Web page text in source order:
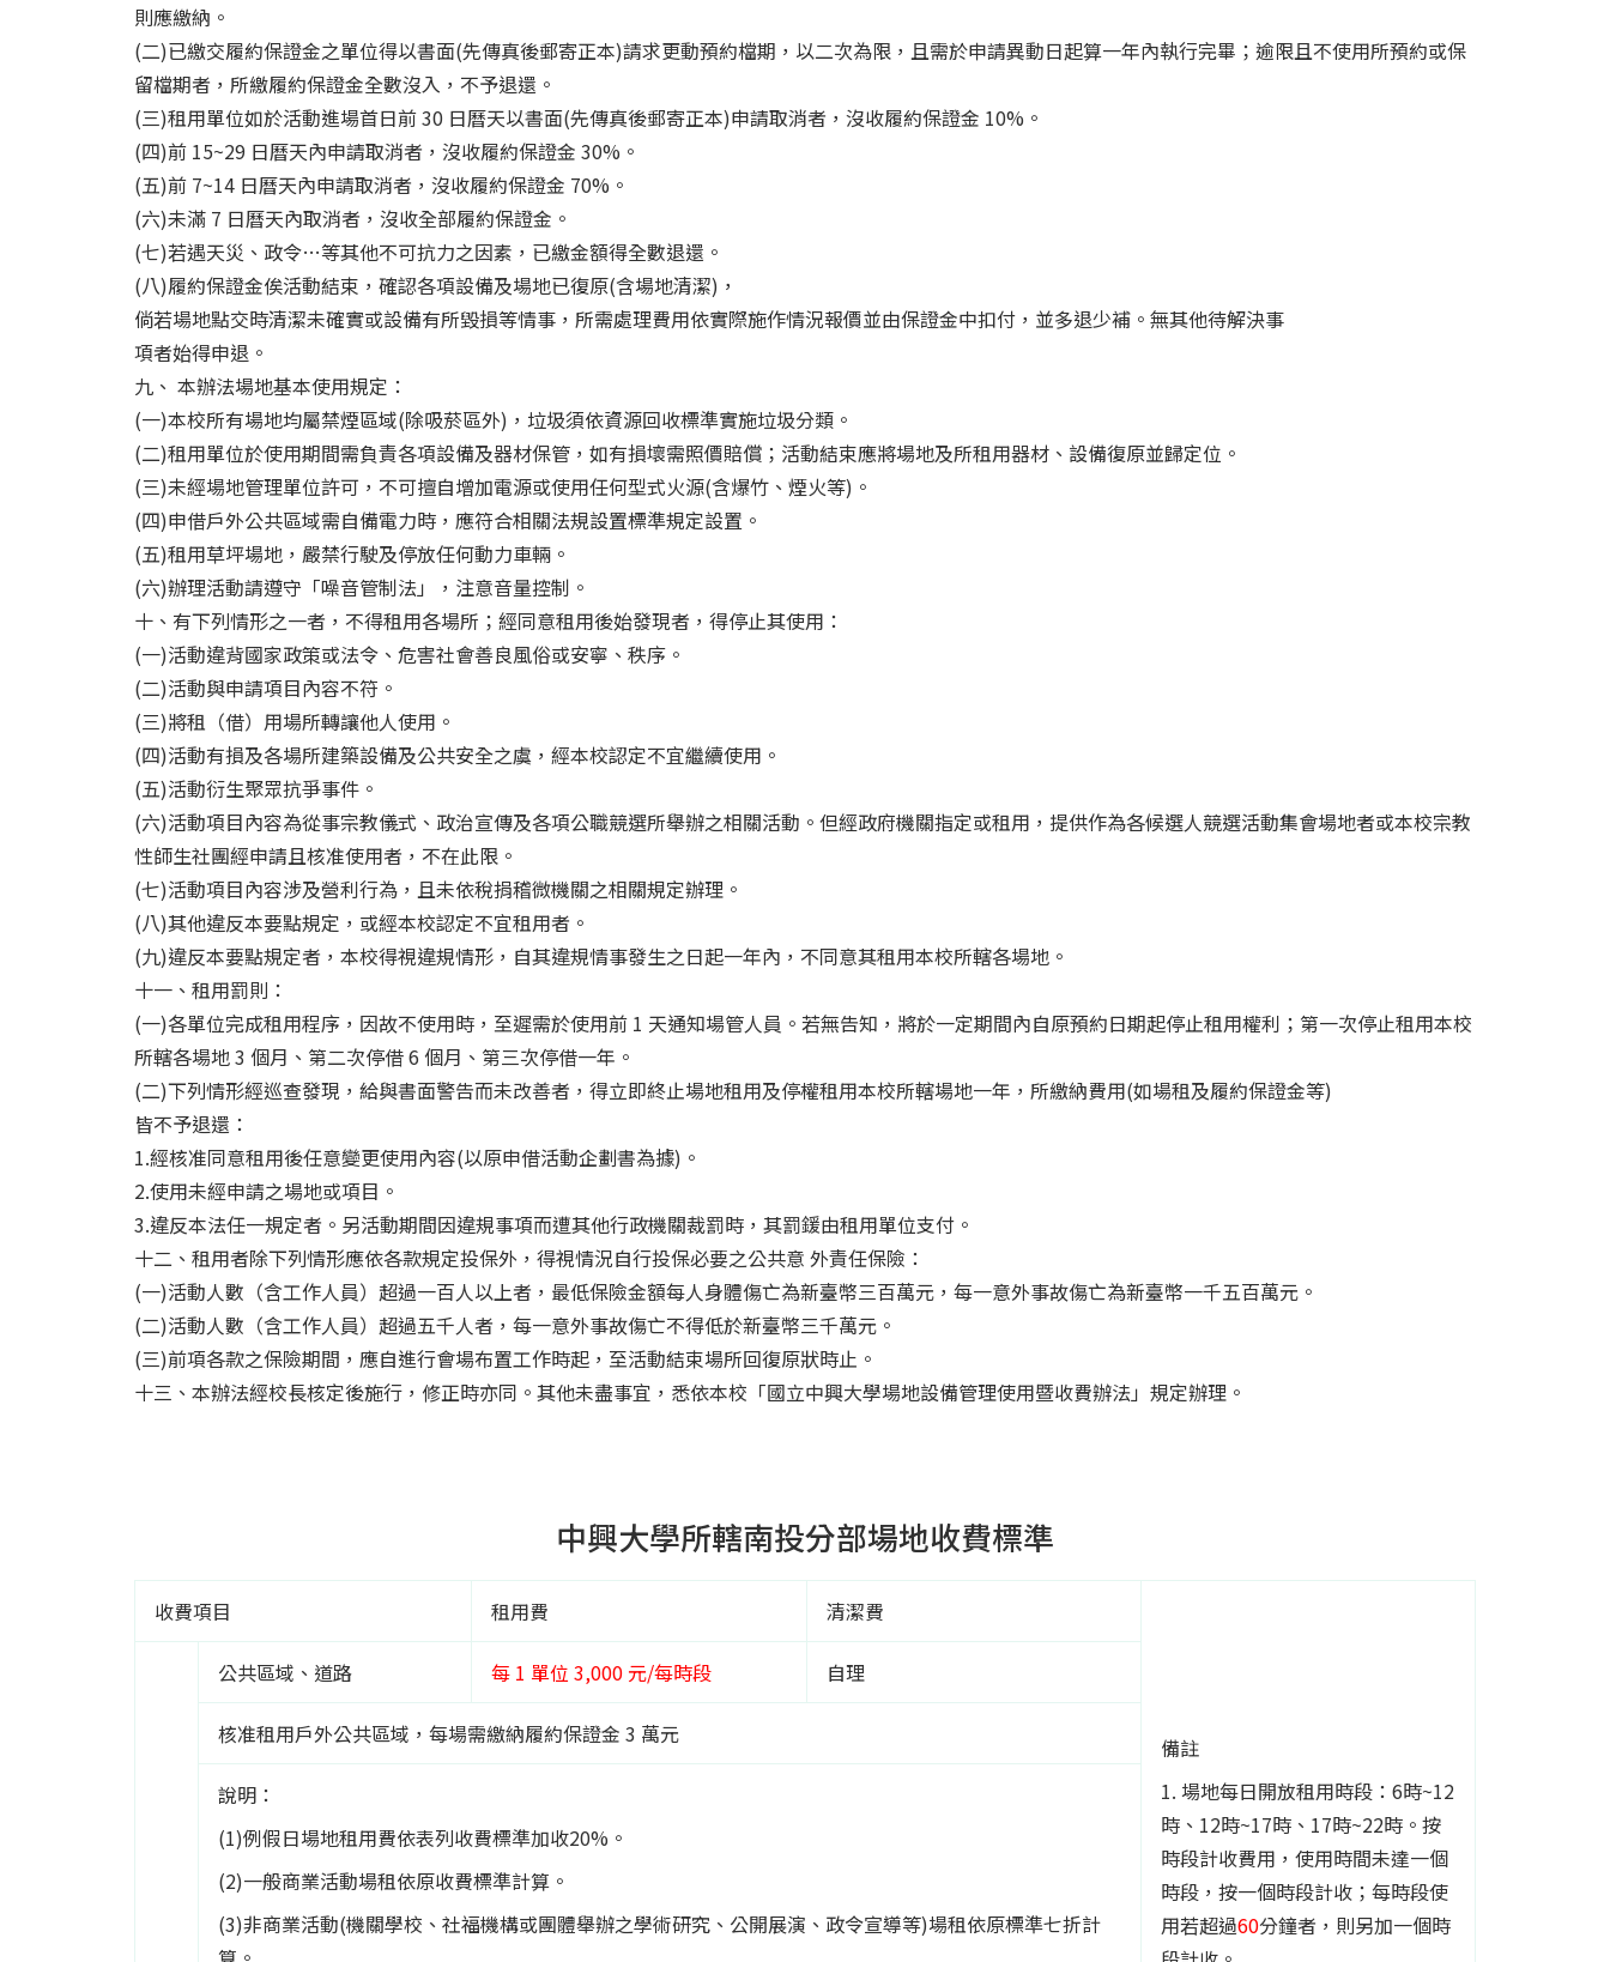
則應繳納。
(二)已繳交履約保證金之單位得以書面(先傳真後郵寄正本)請求更動預約檔期，以二次為限，且需於申請異動日起算一年內執行完畢；逾限且不使用所預約或保
留檔期者，所繳履約保證金全數沒入，不予退還。
(三)租用單位如於活動進場首日前 30 日曆天以書面(先傳真後郵寄正本)申請取消者，沒收履約保證金 10%。
(四)前 15~29 日曆天內申請取消者，沒收履約保證金 30%。
(五)前 7~14 日曆天內申請取消者，沒收履約保證金 70%。
(六)未滿 7 日曆天內取消者，沒收全部履約保證金。
(七)若遇天災、政令…等其他不可抗力之因素，已繳金額得全數退還。
(八)履約保證金俟活動結束，確認各項設備及場地已復原(含場地清潔)，
倘若場地點交時清潔未確實或設備有所毀損等情事，所需處理費用依實際施作情況報價並由保證金中扣付，並多退少補。無其他待解決事
項者始得申退。
九、 本辦法場地基本使用規定：
(一)本校所有場地均屬禁煙區域(除吸菸區外)，垃圾須依資源回收標準實施垃圾分類。
(二)租用單位於使用期間需負責各項設備及器材保管，如有損壞需照價賠償；活動結束應將場地及所租用器材、設備復原並歸定位。
(三)未經場地管理單位許可，不可擅自增加電源或使用任何型式火源(含爆竹、煙火等)。
(四)申借戶外公共區域需自備電力時，應符合相關法規設置標準規定設置。
(五)租用草坪場地，嚴禁行駛及停放任何動力車輛。
(六)辦理活動請遵守「噪音管制法」，注意音量控制。
十、有下列情形之一者，不得租用各場所；經同意租用後始發現者，得停止其使用：
(一)活動違背國家政策或法令、危害社會善良風俗或安寧、秩序。
(二)活動與申請項目內容不符。
(三)將租（借）用場所轉讓他人使用。
(四)活動有損及各場所建築設備及公共安全之虞，經本校認定不宜繼續使用。
(五)活動衍生聚眾抗爭事件。
(六)活動項目內容為從事宗教儀式、政治宣傳及各項公職競選所舉辦之相關活動。但經政府機關指定或租用，提供作為各候選人競選活動集會場地者或本校宗教
性師生社團經申請且核准使用者，不在此限。
(七)活動項目內容涉及營利行為，且未依稅捐稽微機關之相關規定辦理。
(八)其他違反本要點規定，或經本校認定不宜租用者。
(九)違反本要點規定者，本校得視違規情形，自其違規情事發生之日起一年內，不同意其租用本校所轄各場地。
十一、租用罰則：
(一)各單位完成租用程序，因故不使用時，至遲需於使用前 1 天通知場管人員。若無告知，將於一定期間內自原預約日期起停止租用權利；第一次停止租用本校
所轄各場地 3 個月、第二次停借 6 個月、第三次停借一年。
(二)下列情形經巡查發現，給與書面警告而未改善者，得立即終止場地租用及停權租用本校所轄場地一年，所繳納費用(如場租及履約保證金等)
皆不予退還：
1.經核准同意租用後任意變更使用內容(以原申借活動企劃書為據)。
2.使用未經申請之場地或項目。
3.違反本法任一規定者。另活動期間因違規事項而遭其他行政機關裁罰時，其罰鍰由租用單位支付。
十二、租用者除下列情形應依各款規定投保外，得視情況自行投保必要之公共意 外責任保險：
(一)活動人數（含工作人員）超過一百人以上者，最低保險金額每人身體傷亡為新臺幣三百萬元，每一意外事故傷亡為新臺幣一千五百萬元。
(二)活動人數（含工作人員）超過五千人者，每一意外事故傷亡不得低於新臺幣三千萬元。
(三)前項各款之保險期間，應自進行會場布置工作時起，至活動結束場所回復原狀時止。
十三、本辦法經校長核定後施行，修正時亦同。其他未盡事宜，悉依本校「國立中興大學場地設備管理使用暨收費辦法」規定辦理。
中興大學所轄南投分部場地收費標準
收費項目 租用費 清潔費
備註
1. 場地每日開放租用時段：6時~12
時、12時~17時、17時~22時。按
時段計收費用，使用時間未達一個
時段，按一個時段計收；每時段使
用若超過60分鐘者，則另加一個時
公共區域、道路 每 1 單位 3,000 元/每時段 自理
核准租用戶外公共區域，每場需繳納履約保證金 3 萬元
說明：
(1)例假日場地租用費依表列收費標準加收20%。
(2)一般商業活動場租依原收費標準計算。
(3)非商業活動(機關學校、社福機構或團體舉辦之學術研究、公開展演、政令宣導等)場租依原標準七折計